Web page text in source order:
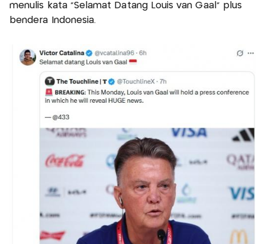
menulis kata “Selamat Datang Louis van Gaal” plus
bendera Indonesia.